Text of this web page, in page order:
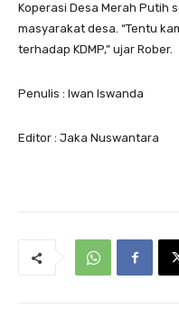
Koperasi Desa Merah Putih
masyarakat desa. “Tentu
terhadap KDMP,” ujar Rober.
Penulis : Iwan Iswanda
Editor : Jaka Nuswantara